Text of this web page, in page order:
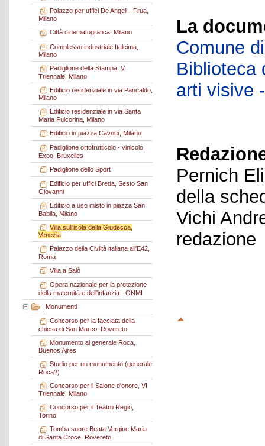
Palazzo per uffici De Angeli - Frua,
Milano
Città cinematografica, Milano
Complesso industriale Italcima,
Milano
Padiglione della Stampa, V
Triennale, Milano
Edificio residenziale in via Pancaldo,
Milano
Edificio residenziale in via Santa
Maria Fulcorina, Milano
Edificio in piazza Cavour, Milano
Padiglione ortofrutticolo - vinicolo,
Expo, Bruxelles
Padiglione dello Sport
Edificio per uffici Breda, Sesto San
Giovanni
Edificio a uso misto in piazza San
Babila, Milano
Villa sull'isola della Giudecca,
Venezia
Palazzo della Civiltà italiana all'E42,
Roma
Villa a Salò
Opera nazionale per la protezione
della maternità e dell'infanzia - ONMI
| Monumenti
Concorso per la facciata della
chiesa di San Marco, Rovereto
Monumento al generale Roca,
Buenos Ajres
Studio per un monumento (generale
Roca?)
Concorso per il Salone d'onore, VI
Triennale, Milano
Concorso per il Teatro Regio,
Torino
Tomba suore Beata Vergine Maria
di Santa Croce, Rovereto
La
Comune
Biblioteca
arti visive
Pernich
della
Vichi
redazione